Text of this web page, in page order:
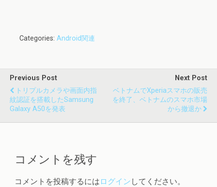
Categories: Android関連
Previous Post
トリプルカメラや画面内指
紋認証を搭載したSamsung
Galaxy A50を発表
Next Post
ベトナムでXperiaスマホの販売
を終了、ベトナムのスマホ市場
から撤退か
コメントを残す
コメントを投稿するには ログイン してください。